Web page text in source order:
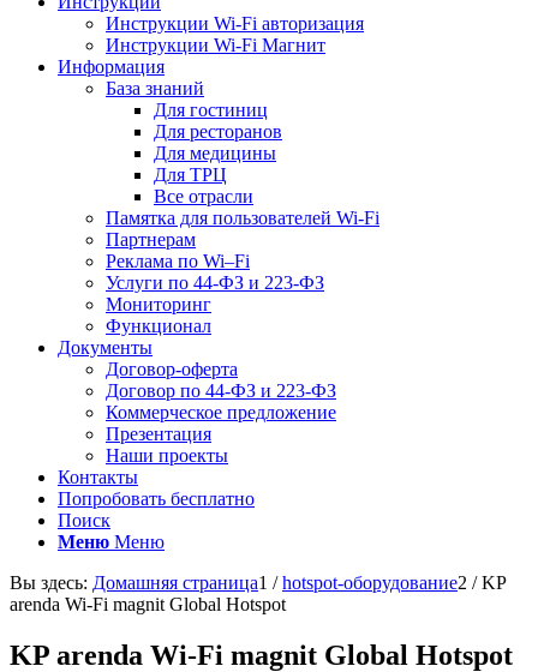
Инструкции Wi-Fi авторизация
Инструкции Wi-Fi Магнит
Информация
База знаний
Для гостиниц
Для ресторанов
Для медицины
Для ТРЦ
Все отрасли
Памятка для пользователей Wi-Fi
Партнерам
Реклама по Wi–Fi
Услуги по 44-ФЗ и 223-ФЗ
Мониторинг
Функционал
Документы
Договор-оферта
Договор по 44-ФЗ и 223-ФЗ
Коммерческое предложение
Презентация
Наши проекты
Контакты
Попробовать бесплатно
Поиск
Меню Меню
Вы здесь: Домашняя страница1 / hotspot-оборудование2 / KP
arenda Wi-Fi magnit Global Hotspot
KP arenda Wi-Fi magnit Global Hotspot